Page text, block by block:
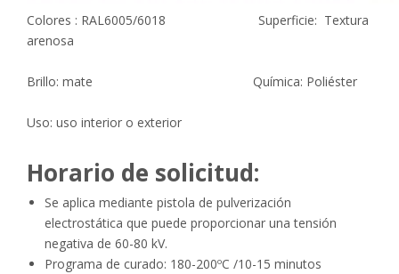
Colores : RAL6005/6018 Superficie: Textura
arenosa
Brillo: mate Química: Poliéster
Uso: uso interior o exterior
Horario de solicitud:
Se aplica mediante pistola de pulverización
electrostática que puede proporcionar una tensión
negativa de 60-80 kV.
Programa de curado: 180-200ºC /10-15 minutos